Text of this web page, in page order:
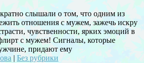
слышали о том, что одним из
отношения с мужем, зажечь искру
чувственности, ярких эмоций в
с мужем! Сигналы, которые
придают ему
| Без рубрики